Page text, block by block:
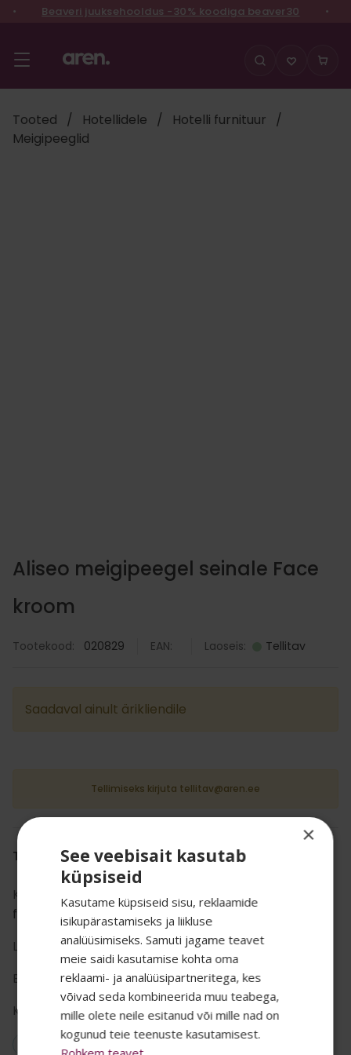
Liigu
juurde
Beaveri juuksehooldus -30% koodiga beaver30
Tooted / Hotellidele / Hotelli furnituur
/
Meigipeeglid
Aliseo meigipeegel seinale Face
kroom
Tootekood: 020829 EAN: Laoseis: Tellitav
Saadaval ainult ärikliendile
Tellimiseks kirjuta tellitav@aren.ee
TOOTE INFO
Kategooria: Hotellidele
Hotelli
furnituur ,Meigipeeglid
Liik:
hotelli pisifurnituur
Bränd:
ALISEO
Kastis:
Vegan: Ei
×
See veebisait kasutab
küpsiseid
Kasutame küpsiseid sisu, reklaamide
isikupärastamiseks ja liikluse
analüüsimiseks. Samuti jagame teavet
meie saidi kasutamise kohta oma
reklaami- ja analüüsipartneritega, kes
võivad seda kombineerida muu teabega,
mille olete neile esitanud või mille nad on
kogunud teie teenuste kasutamisest.
SALADUST TAHAD
TEADA? 👀